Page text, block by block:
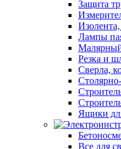
Защита
Лампы
Резка и
Сверла,
Ящики
Все для